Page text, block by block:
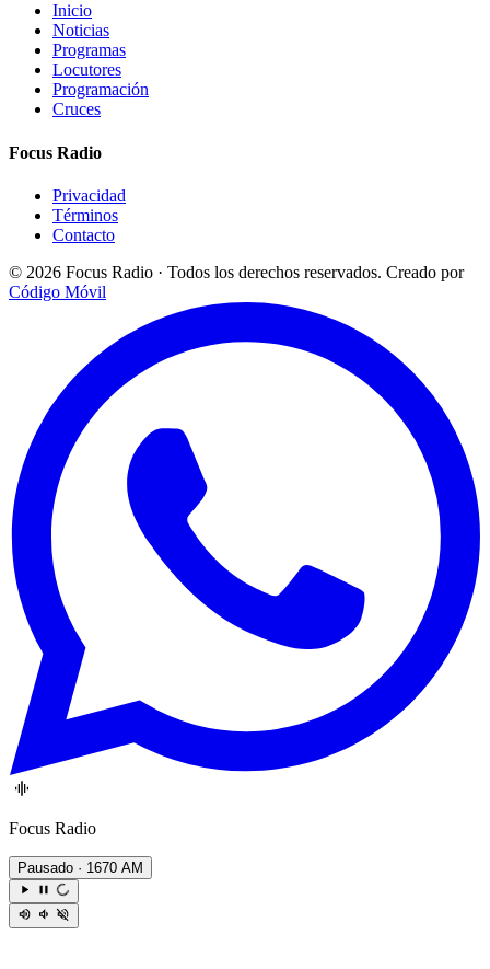
Inicio
Noticias
Programas
Locutores
Programación
Cruces
Focus Radio
Privacidad
Términos
Contacto
© 2026 Focus Radio · Todos los derechos reservados. Creado por
Código Móvil
Focus Radio
Pausado · 1670 AM